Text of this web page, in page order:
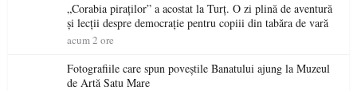
„Corabia piraților” a acostat la Turț. O zi plină de aventură
și lecții despre democrație pentru copiii din tabăra de vară
acum 2 ore
Fotografiile care spun poveștile Banatului ajung la Muzeul
de Artă Satu Mare